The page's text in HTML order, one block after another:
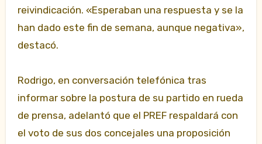
reivindicación. «Esperaban una respuesta y se la
han dado este fin de semana, aunque negativa»,
destacó.
Rodrigo, en conversación telefónica tras
informar sobre la postura de su partido en rueda
de prensa, adelantó que el PREF respaldará con
el voto de sus dos concejales una proposición